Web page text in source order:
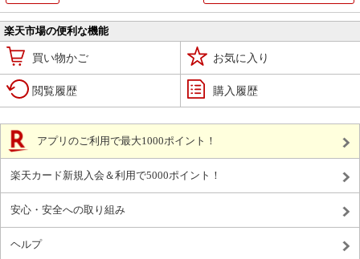
楽天市場の便利な機能
買い物かご お気に入り
閲覧履歴 購入履歴
アプリのご利用で最大1000ポイント！
楽天カード新規入会＆利用で5000ポイント！
安心・安全への取り組み
ヘルプ